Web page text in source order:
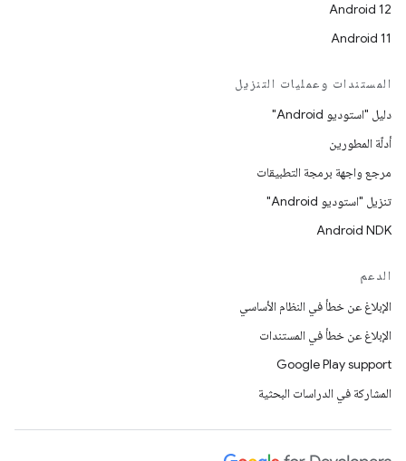
Android 12
Android 11
المستندات وعمليات التنزيل
دليل "استوديو Android"
أدلّة المطورين
مرجع واجهة برمجة التطبيقات
تنزيل "استوديو Android"
Android NDK
الدعم
الإبلاغ عن خطأ في النظام الأساسي
الإبلاغ عن خطأ في المستندات
Google Play support
المشاركة في الدراسات البحثية